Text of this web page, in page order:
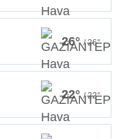
26° / 26°
22° / 22°